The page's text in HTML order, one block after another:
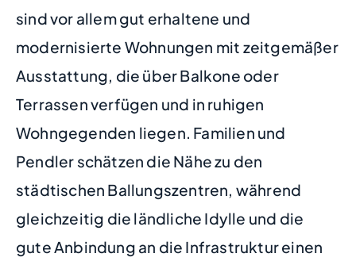
sind vor allem gut erhaltene und
modernisierte Wohnungen mit zeitgemäßer
Ausstattung, die über Balkone oder
Terrassen verfügen und in ruhigen
Wohngegenden liegen. Familien und
Pendler schätzen die Nähe zu den
städtischen Ballungszentren, während
gleichzeitig die ländliche Idylle und die
gute Anbindung an die Infrastruktur einen